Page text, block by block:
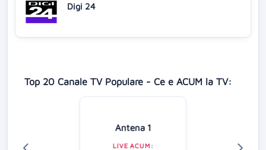
Digi 24
Top 20 Canale TV Populare - Ce e ACUM la TV:
Antena 1
LIVE ACUM: